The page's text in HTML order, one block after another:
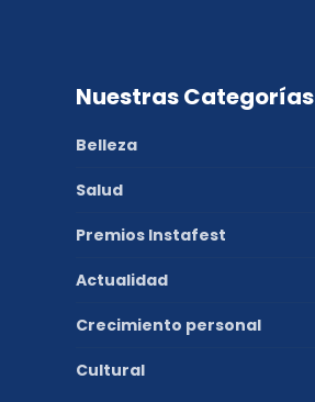
Nuestras Categorías
Belleza
Salud
Premios Instafest
Actualidad
Crecimiento personal
Cultural